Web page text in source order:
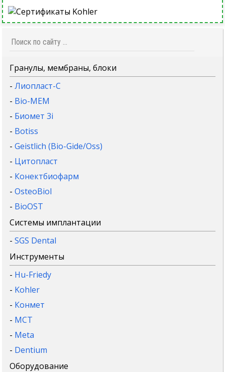
Гранулы, мембраны, блоки
-Лиопласт-С
- Bio-MEM
- Биомет 3i
- Botiss
-Geistlich (Bio-Gide/Oss)
- Цитопласт
- Конектбиофарм
-OsteoBiol
- BioOST
Системы имплантации
-SGS Dental
Инструменты
- Hu-Friedy
- Kohler
- Конмет
- MCT
- Meta
- Dentium
Оборудование